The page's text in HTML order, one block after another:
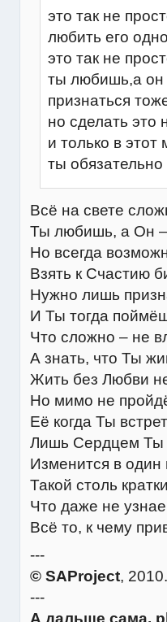
это так не
любить его
это так не
ты любишь,а он
признаться
но сделать это
и только в этот
ты
Всё на свете
Ты любишь, а Он –
Но всегда
Взять к Счастию
Нужно лишь
И Ты тогда
Что сложно – не
А знать, что Ты
Жить без Любви
Но мимо не
Её когда Ты
Лишь Сердцем Ты
Изменится в один
Такой столь
Что даже не
Всё то, к чему
---
© SAProject, 2010.
---
А дальше сама,